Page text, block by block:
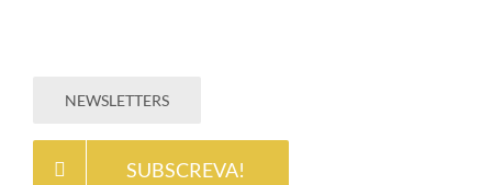
NEWSLETTERS
SUBSCREVA!